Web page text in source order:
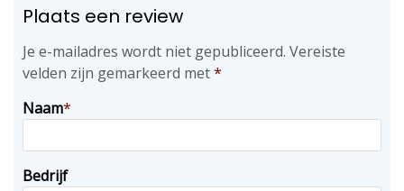
Plaats een review
Je e-mailadres wordt niet gepubliceerd. Vereiste
velden zijn gemarkeerd met*
Naam*
Bedrijf